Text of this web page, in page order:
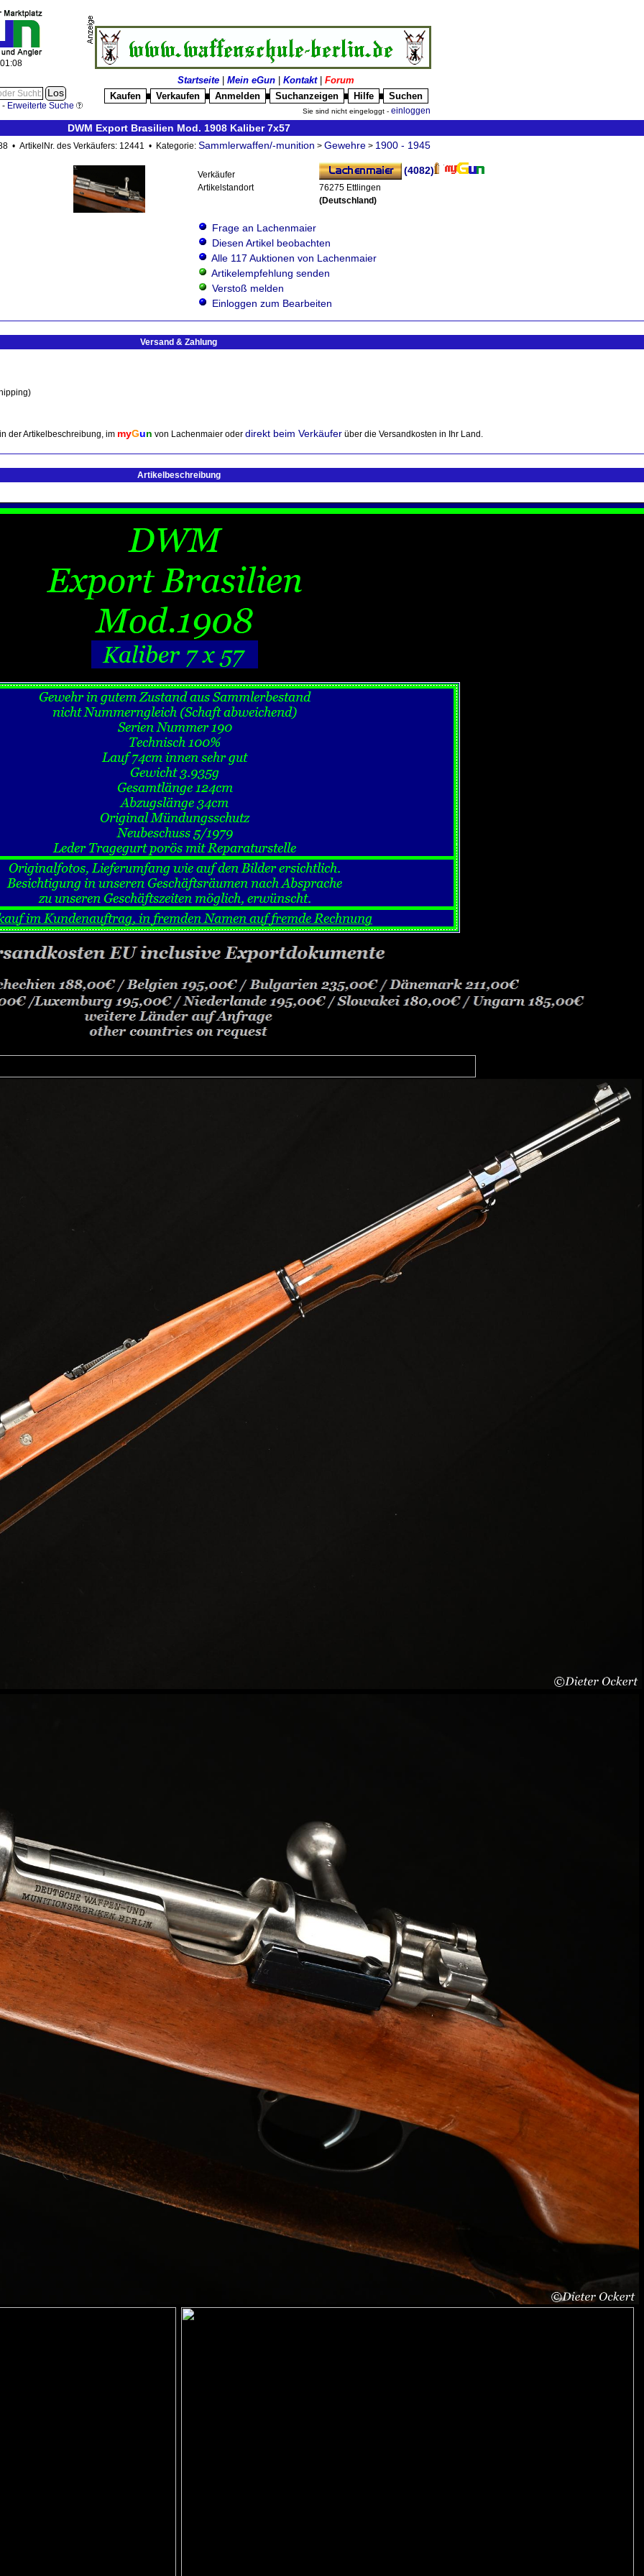
- Erweiterte Suche
Startseite Mein eGun Kontakt| Forum
Kaufen
Verkaufen Anmelden Suchanzeigen Hilfe Suchen
Sie sind nicht eingeloggt - einloggen
DWM Export Brasilien Mod. 1908 Kaliber 7x57
• ArtikelNr. des Verkäufers: 12441 • Kategorie: Sammlerwaffen/-munition > Gewehre> 1900 - 1945
Verkäufer (4082)
Artikelstandort
76275 Ettlingen
(Deutschland)
Frage an Lachenmaier
Diesen Artikel beobachten
Alle 117 Auktionen von Lachenmaier
Artikelempfehlung senden
Verstoß melden
Einloggen zum Bearbeiten
Versand & Zahlung
der Artikelbeschreibung, im myGun von Lachenmaier oder direkt beim Verkäufer über die Versandkosten in Ihr Land.
Artikelbeschreibung